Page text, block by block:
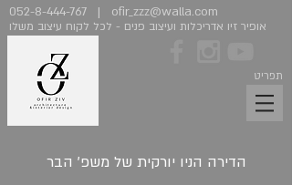
052-8-444-767 | ofir_zzz@walla.com
אופיר זיו אדריכלות ועיצוב פנים - לכל לקוח עיצוב משלו
תפריט
הדירה הניו יורקית של משפ' הבר